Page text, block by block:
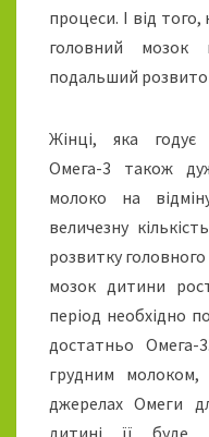
процеси. І від
головний мозок
подальший
Жінці, яка
Омега-3 також
молоко на
величезну
розвитку
мозок дитини
період необхідно
достатньо
грудним молоком,
джерелах Омеги
дитині її буде